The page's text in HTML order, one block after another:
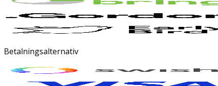
Betalningsalternativ